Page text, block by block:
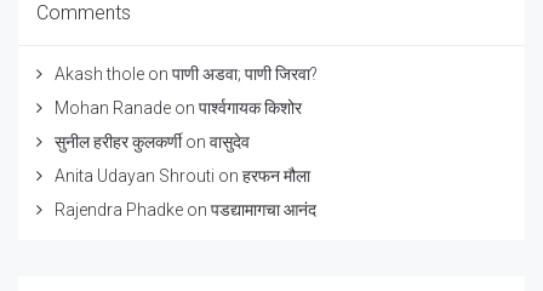
Comments
Akash thole on पाणी अडवा; पाणी जिरवा?
Mohan Ranade on पार्श्वगायक किशोर
सुनील हरीहर कुलकर्णीon वासुदेव
Anita Udayan Shrouti on हरफन मौला
Rajendra Phadke on पडद्यामागचा आनंद